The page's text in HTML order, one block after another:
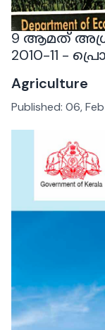
9 ആമത്
2010-11 -
Agriculture
Published: 06,